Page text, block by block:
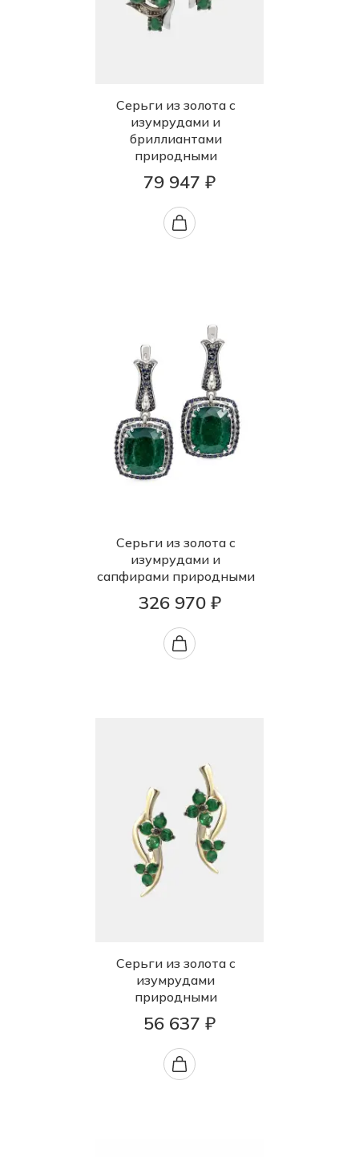
Серьги из золота с
изумрудами и
бриллиантами
природными
79 947 ₽
Серьги из золота с
изумрудами и
сапфирами природными
326 970 ₽
Серьги из золота с
изумрудами
природными
56 637 ₽